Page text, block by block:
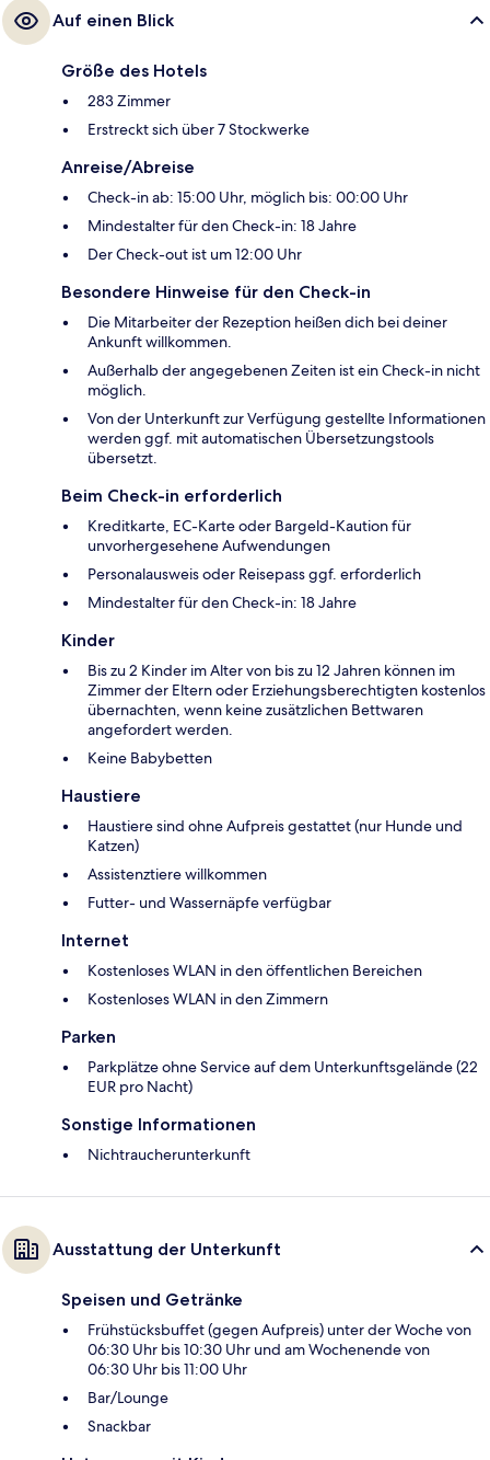
Auf einen Blick
Größe des Hotels
283 Zimmer
Erstreckt sich über 7 Stockwerke
Anreise/Abreise
Check-in ab: 15:00 Uhr, möglich bis: 00:00 Uhr
Mindestalter für den Check-in: 18 Jahre
Der Check-out ist um 12:00 Uhr
Besondere Hinweise für den Check-in
Die Mitarbeiter der Rezeption heißen dich bei deiner
Ankunft willkommen.
Außerhalb der angegebenen Zeiten ist ein Check-in nicht
möglich.
Von der Unterkunft zur Verfügung gestellte Informationen
werden ggf. mit automatischen Übersetzungstools
übersetzt.
Beim Check-in erforderlich
Kreditkarte, EC-Karte oder Bargeld-Kaution für
unvorhergesehene Aufwendungen
Personalausweis oder Reisepass ggf. erforderlich
Mindestalter für den Check-in: 18 Jahre
Kinder
Bis zu 2 Kinder im Alter von bis zu 12 Jahren können im
Zimmer der Eltern oder Erziehungsberechtigten kostenlos
übernachten, wenn keine zusätzlichen Bettwaren
angefordert werden.
Keine Babybetten
Haustiere
Haustiere sind ohne Aufpreis gestattet (nur Hunde und
Katzen)
Assistenztiere willkommen
Futter- und Wassernäpfe verfügbar
Internet
Kostenloses WLAN in den öffentlichen Bereichen
Kostenloses WLAN in den Zimmern
Parken
Parkplätze ohne Service auf dem Unterkunftsgelände (22
EUR pro Nacht)
Sonstige Informationen
Nichtraucherunterkunft
Ausstattung der Unterkunft
Speisen und Getränke
Frühstücksbuffet (gegen Aufpreis) unter der Woche von
06:30 Uhr bis 10:30 Uhr und am Wochenende von
06:30 Uhr bis 11:00 Uhr
Bar/Lounge
Snackbar